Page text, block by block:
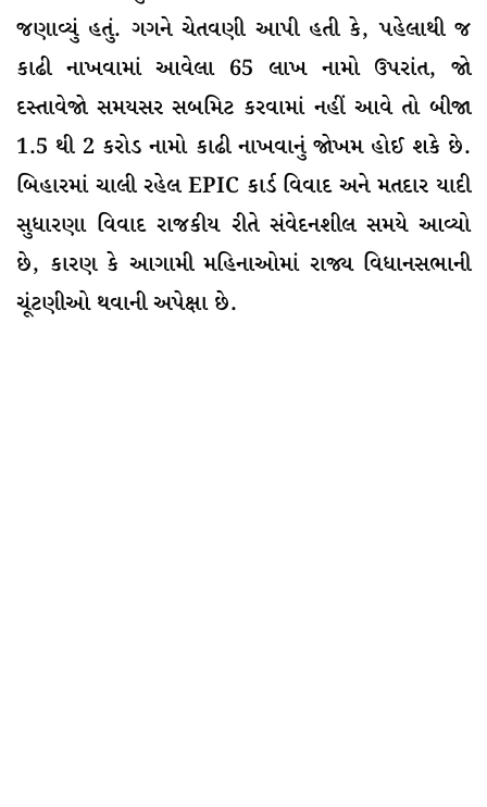
જણાવ્યું હતું. ગગને ચેતવણી આપી હતી કે, પહેલાથી જ
કાઢી નાખવામાં આવેલા 65 લાખ નામો ઉપરાંત, જો
દસ્તાવેજો સમયસર સબમિટ કરવામાં નહીં આવે તો બીજા
1.5 થી 2 કરોડ નામો કાઢી નાખવાનું જોખમ હોઈ શકે છે.
બિહારમાં ચાલી રહેલ EPIC કાર્ડ વિવાદ અને મતદાર યાદી
સુધારણા વિવાદ રાજકીય રીતે સંવેદનશીલ સમયે આવ્યો
છે, કારણ કે આગામી મહિનાઓમાં રાજ્ય વિધાનસભાની
ચૂંટણીઓ થવાની અપેક્ષા છે.